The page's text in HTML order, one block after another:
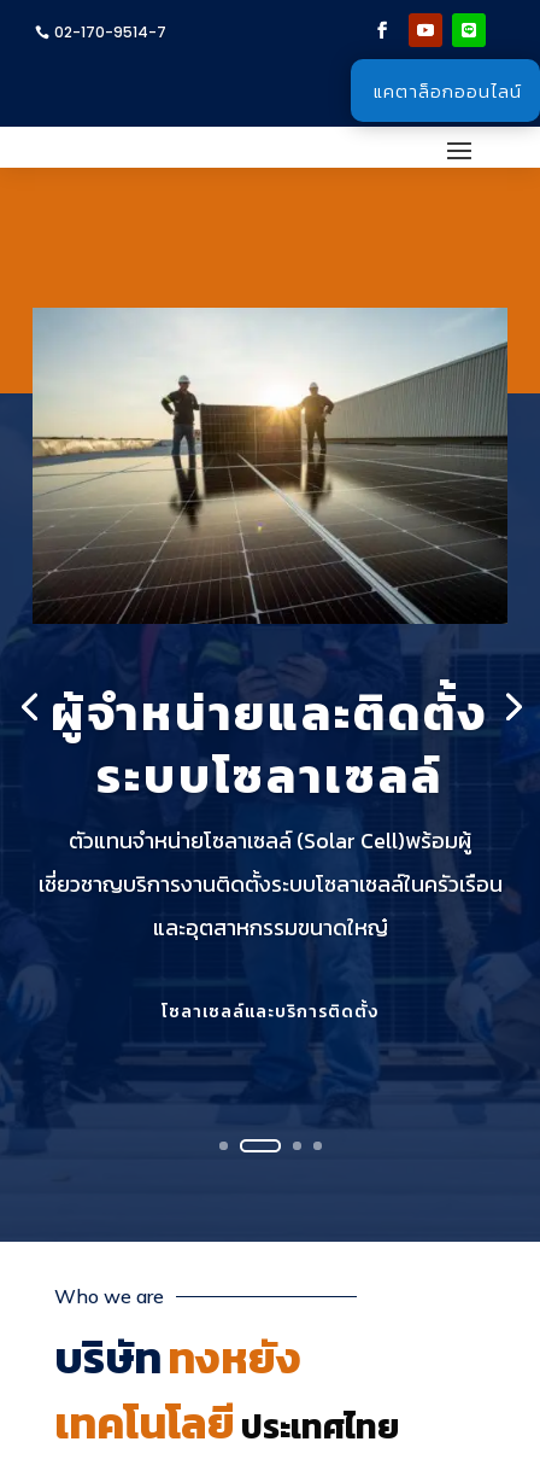
02-170-9514-7
แคตาล็อกออนไลน์
ผู้จำหน่ายและติดตั้ง
ระบบโซลาเซลล์
ตัวแทนจำหน่ายโซลาเซลล์ (Solar Cell)พร้อมผู้
เชี่ยวชาญบริการงานติดตั้งระบบโซลาเซลล์ในครัวเรือน
และอุตสาหกรรมขนาดใหญ๋
โซลาเซลล์และบริการติดตั้ง
Who we are
บริษัททงหยัง
เทคโนโลยีประเทศไทย